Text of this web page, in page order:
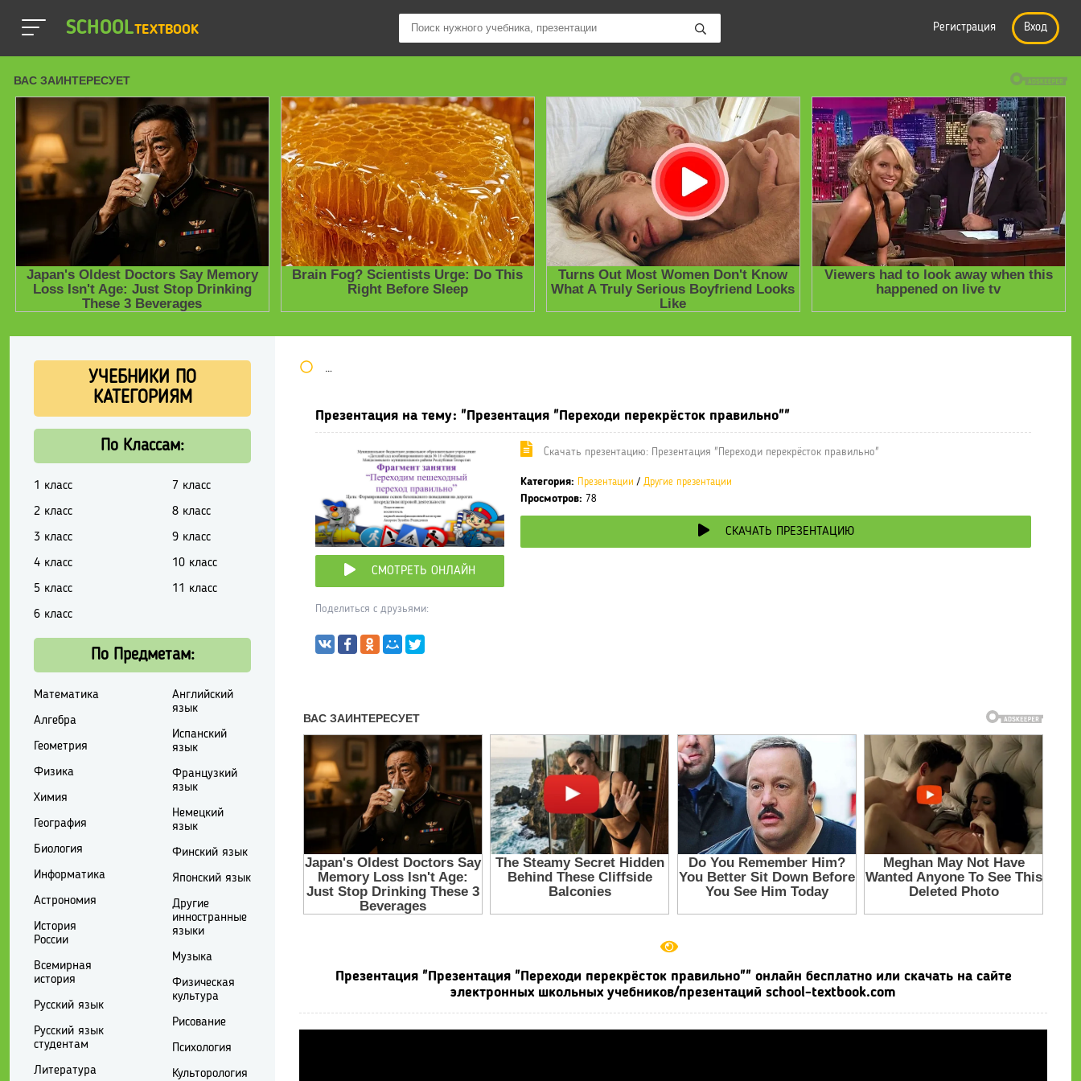
SCHOOLTEXTBOOK Регистрация Вход
Школьные учебники / Презентации по предметам
Презентация на тему: "Презентация "Переходи перекрёсток правильно""
СМОТРЕТЬ ОНЛАЙН
Поделиться с друзьями:
Cкачать презентацию: Презентация "Переходи перекрёсток правильно"
Категория: Презентации / Другие презентации
Просмотров: 78
СКАЧАТЬ ПРЕЗЕНТАЦИЮ
Презентация "Презентация "Переходи перекрёсток правильно"" онлайн бесплатно или скачать на сайте
электронных школьных учебников/презентаций school-textbook.com
УЧЕБНИКИ ПО
КАТЕГОРИЯМ
По Классам:
1 класс
2 класс
3 класс
4 класс
5 класс
6 класс
7 класс
8 класс
9 класс
10 класс
11 класс
По Предметам:
Математика
Алгебра
Геометрия
Физика
Химия
География
Биология
Информатика
Астрономия
История
России
Всемирная
история
Русский язык
Русский язык
студентам
Литература
Английский
язык
Испанский
язык
Французкий
язык
Немецкий
язык
Финский язык
Японский язык
Другие
инностранные
языки
Музыка
Физическая
культура
Рисование
Психология
Культорология